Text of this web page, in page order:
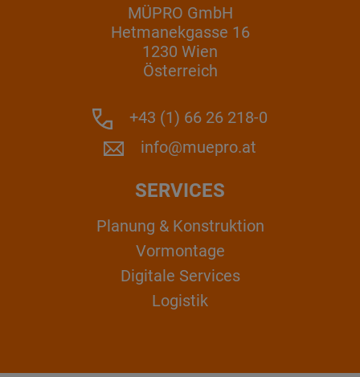
MÜPRO GmbH
Hetmanekgasse 16
1230 Wien
Österreich
+43 (1) 66 26 218-0
info@muepro.at
SERVICES
Planung & Konstruktion
Vormontage
Digitale Services
Logistik